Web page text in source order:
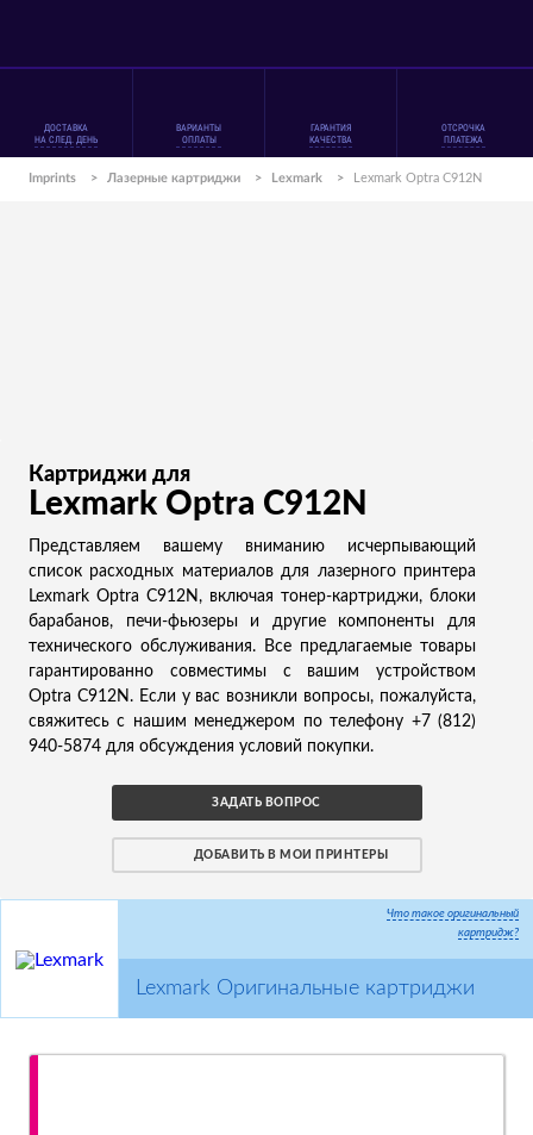
ДОСТАВКА
НА СЛЕД. ДЕНЬ
ВАРИАНТЫ
ОПЛАТЫ
ГАРАНТИЯ
КАЧЕСТВА
ОТСРОЧКА
ПЛАТЕЖА
Imprints > Лазерные картриджи > Lexmark > Lexmark Optra C912N
Картриджи для
Lexmark Optra C912N
Представляем вашему вниманию исчерпывающий
список расходных материалов для лазерного принтера
Lexmark Optra C912N, включая тонер-картриджи, блоки
барабанов, печи-фьюзеры и другие компоненты для
технического обслуживания. Все предлагаемые товары
гарантированно совместимы с вашим устройством
Optra C912N. Если у вас возникли вопросы, пожалуйста,
свяжитесь с нашим менеджером по телефону +7 (812)
940-5874 для обсуждения условий покупки.
ЗАДАТЬ ВОПРОС
ДОБАВИТЬ В МОИ ПРИНТЕРЫ
Что такое оригинальный
картридж?
Lexmark Оригинальные картриджи